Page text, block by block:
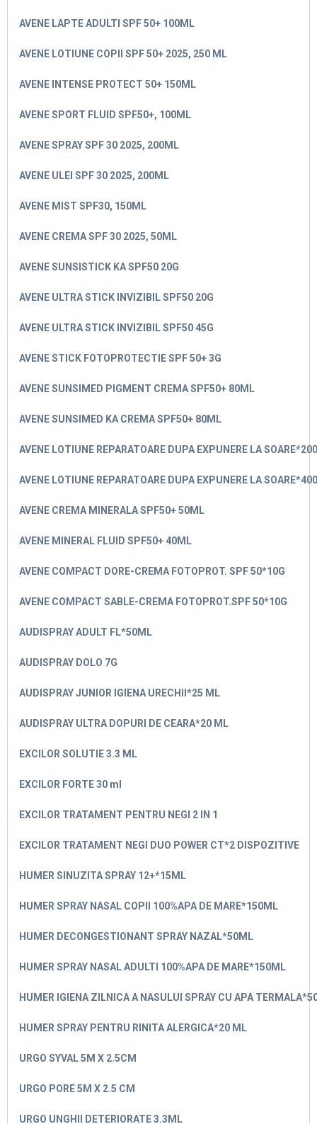
AVENE LAPTE ADULTI SPF 50+ 100ML
AVENE LOTIUNE COPII SPF 50+ 2025, 250 ML
AVENE INTENSE PROTECT 50+ 150ML
AVENE SPORT FLUID SPF50+, 100ML
AVENE SPRAY SPF 30 2025, 200ML
AVENE ULEI SPF 30 2025, 200ML
AVENE MIST SPF30, 150ML
AVENE CREMA SPF 30 2025, 50ML
AVENE SUNSISTICK KA SPF50 20G
AVENE ULTRA STICK INVIZIBIL SPF50 20G
AVENE ULTRA STICK INVIZIBIL SPF50 45G
AVENE STICK FOTOPROTECTIE SPF 50+ 3G
AVENE SUNSIMED PIGMENT CREMA SPF50+ 80ML
AVENE SUNSIMED KA CREMA SPF50+ 80ML
AVENE LOTIUNE REPARATOARE DUPA EXPUNERE LA
AVENE LOTIUNE REPARATOARE DUPA EXPUNERE LA
AVENE CREMA MINERALA SPF50+ 50ML
AVENE MINERAL FLUID SPF50+ 40ML
AVENE COMPACT DORE-CREMA FOTOPROT. SPF 50*10G
AVENE COMPACT SABLE-CREMA FOTOPROT.SPF 50*10G
AUDISPRAY ADULT FL*50ML
AUDISPRAY DOLO 7G
AUDISPRAY JUNIOR IGIENA URECHII*25 ML
AUDISPRAY ULTRA DOPURI DE CEARA*20 ML
EXCILOR SOLUTIE 3.3 ML
EXCILOR FORTE 30 ml
EXCILOR TRATAMENT PENTRU NEGI 2 IN 1
EXCILOR TRATAMENT NEGI DUO POWER CT*2 DISPOZITIVE
HUMER SINUZITA SPRAY 12+*15ML
HUMER SPRAY NASAL COPII 100%APA DE MARE*150ML
HUMER DECONGESTIONANT SPRAY NAZAL*50ML
HUMER SPRAY NASAL ADULTI 100%APA DE MARE*150ML
HUMER IGIENA ZILNICA A NASULUI SPRAY CU APA
HUMER SPRAY PENTRU RINITA ALERGICA*20 ML
URGO SYVAL 5M X 2.5CM
URGO PORE 5M X 2.5 CM
URGO UNGHII DETERIORATE 3.3ML